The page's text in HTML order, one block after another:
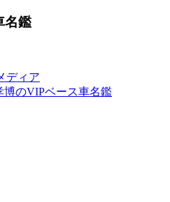
名鑑
ディア
博のVIPベース車名鑑